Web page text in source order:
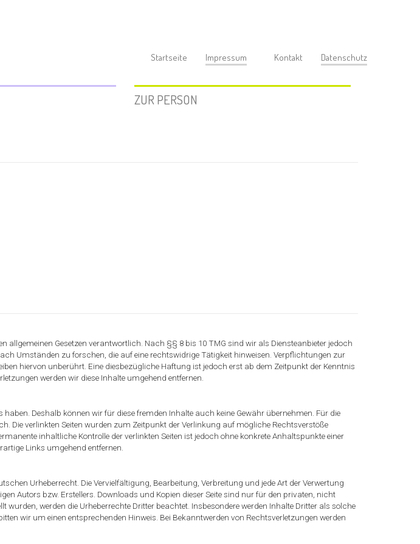
Startseite Impressum Kontakt Datenschutz
ZUR PERSON
allgemeinen Gesetzen verantwortlich. Nach §§ 8 bis 10 TMG sind wir als Diensteanbieter jedoch
Umständen zu forschen, die auf eine rechtswidrige Tätigkeit hinweisen. Verpflichtungen zur
hiervon unberührt. Eine diesbezügliche Haftung ist jedoch erst ab dem Zeitpunkt der Kenntnis
werden wir diese Inhalte umgehend entfernen.
Deshalb können wir für diese fremden Inhalte auch keine Gewähr übernehmen. Für die
Die verlinkten Seiten wurden zum Zeitpunkt der Verlinkung auf mögliche Rechtsverstöße
inhaltliche Kontrolle der verlinkten Seiten ist jedoch ohne konkrete Anhaltspunkte einer
Links umgehend entfernen.
Urheberrecht. Die Vervielfältigung, Bearbeitung, Verbreitung und jede Art der Verwertung
Autors bzw. Erstellers. Downloads und Kopien dieser Seite sind nur für den privaten, nicht
werden die Urheberrechte Dritter beachtet. Insbesondere werden Inhalte Dritter als solche
wir um einen entsprechenden Hinweis. Bei Bekanntwerden von Rechtsverletzungen werden